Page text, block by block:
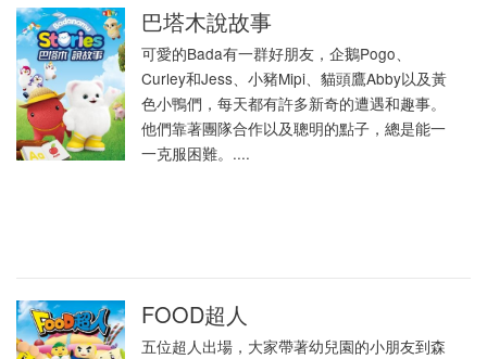
巴塔木說故事
可愛的Bada有一群好朋友，企鵝Pogo、
Curley和Jess、小豬Mipi、貓頭鷹Abby以及黃
色小鴨們，每天都有許多新奇的遭遇和趣事。
他們靠著團隊合作以及聰明的點子，總是能一
一克服困難。....
FOOD超人
五位超人出場，大家帶著幼兒園的小朋友到森